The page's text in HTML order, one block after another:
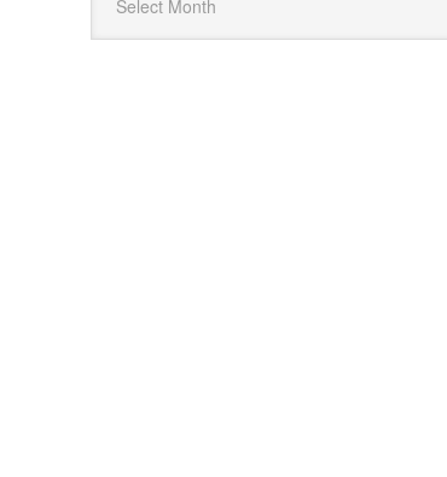
Kloptdatwel.nl